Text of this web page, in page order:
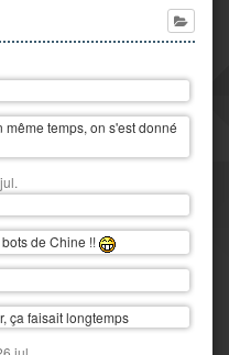
temps, on s'est donné
de Chine !!
ça faisait longtemps